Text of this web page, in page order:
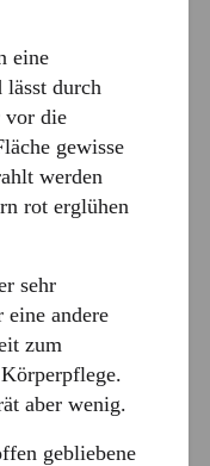
eine
lässt durch
vor die
gewisse
werden
rot erglühen
sehr
eine andere
zum
aber wenig.
gebliebene